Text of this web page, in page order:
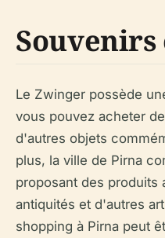
Souvenirs
Le Zwinger possède
vous pouvez acheter
d'autres objets
plus, la ville de Pirna
proposant des produits
antiquités et d'autres
shopping à Pirna peut